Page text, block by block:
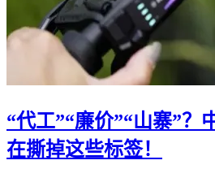
“代工”“廉价”“山寨”？
在撕掉这些标签！